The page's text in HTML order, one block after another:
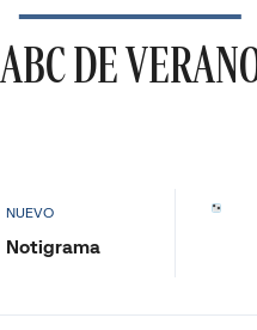
ABC DE
NUEVO
Notigrama